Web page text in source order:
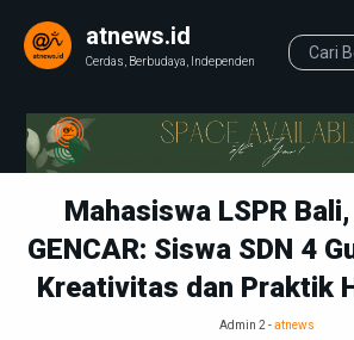
atnews.id
Cerdas, Berbudaya, Independen
Mahasiswa LSPR
GENCAR: Siswa SDN 4
Kreativitas dan Praktik
Admin 2 -atnews